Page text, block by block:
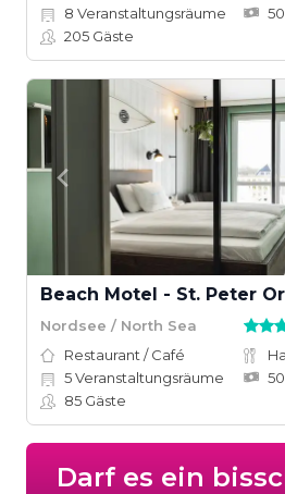
8 Veranstaltungsräume
205 Gäste
Beach Motel - St. Peter
Nordsee / North Sea
Restaurant / Café
5Veranstaltungsräume
85 Gäste
Darf es ein